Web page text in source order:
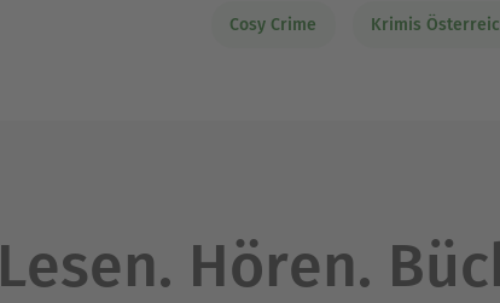
Cosy Crime Krimis
Lesen. Hören.